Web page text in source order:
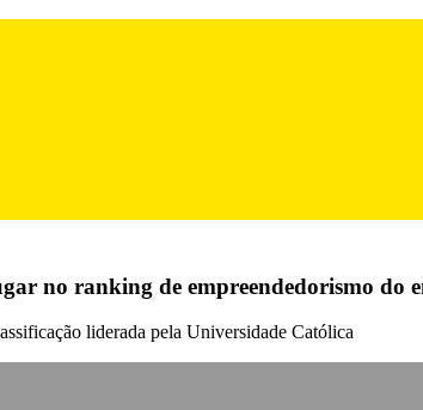
no ranking de empreendedorismo do
liderada pela Universidade Católica